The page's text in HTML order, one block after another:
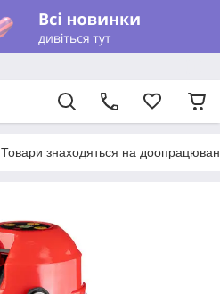
Товари знаходяться на